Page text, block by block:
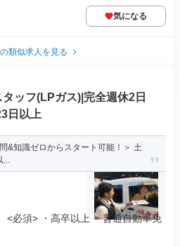
気になる
類似求人を見る
ッフ(LPガス)|完全週休2日
日以上
&知識ゼロからスタート可能！＞ 土
...
<必須> ・高卒以上 ・普通自動車免